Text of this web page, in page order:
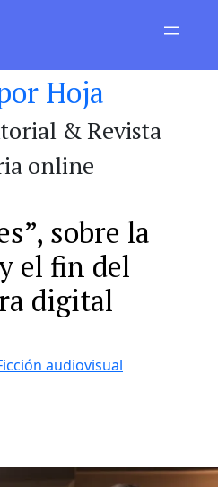
Hoja
& Revista
online
sobre la
el fin del
digital
audiovisual